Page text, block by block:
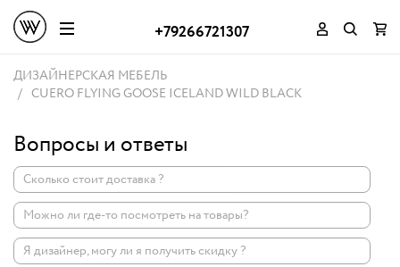
+79266721307
ДИЗАЙНЕРСКАЯ МЕБЕЛЬ
CUERO FLYING GOOSE ICELAND WILD BLACK
Вопросы и ответы
Сколько стоит доставка ?
Можно ли где-то посмотреть на товары?
Я дизайнер, могу ли я получить скидку ?